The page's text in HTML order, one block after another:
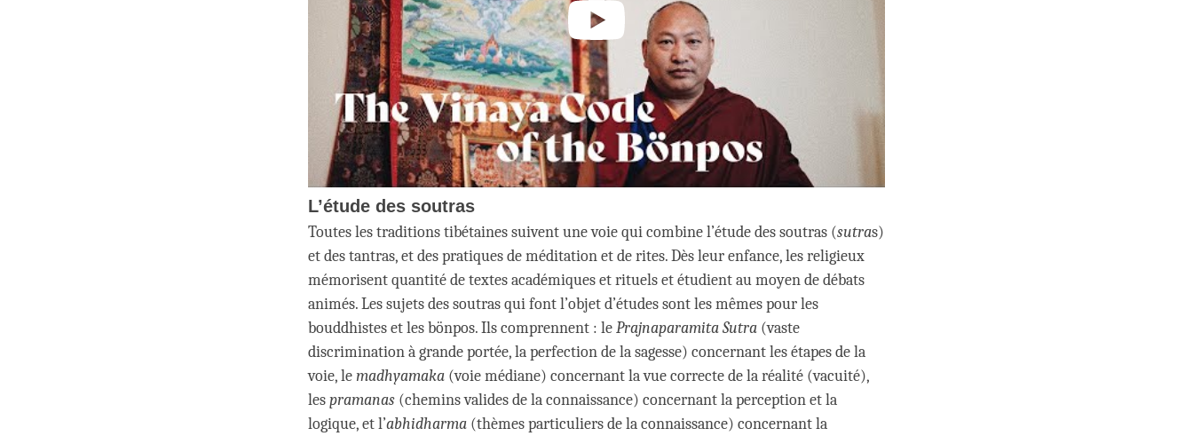
L’étude des soutras
Toutes les traditions tibétaines suivent une voie qui combine l’étude des soutras (sutras)
et des tantras, et des pratiques de méditation et de rites. Dès leur enfance, les religieux
mémorisent quantité de textes académiques et rituels et étudient au moyen de débats
animés. Les sujets des soutras qui font l’objet d’études sont les mêmes pour les
bouddhistes et les bönpos. Ils comprennent : lePrajnaparamitaSutra (vaste
discrimination à grande portée, la perfection de la sagesse) concernant les étapes de la
voie, lemadhyamaka (voie médiane) concernant la vue correcte de la réalité (vacuité),
lespramanas (chemins valides de la connaissance) concernant la perception et la
logique, et l’abhidharma (thèmes particuliers de la connaissance) concernant la